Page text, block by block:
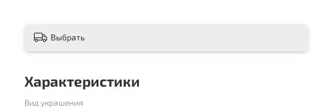
Выбрать
Характеристики
Вид украшения